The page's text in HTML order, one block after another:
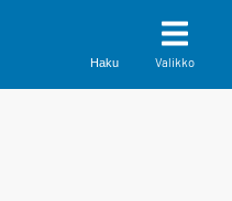
Haku Valikko